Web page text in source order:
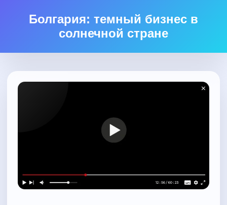
Болгария: темный бизнес в
солнечной стране